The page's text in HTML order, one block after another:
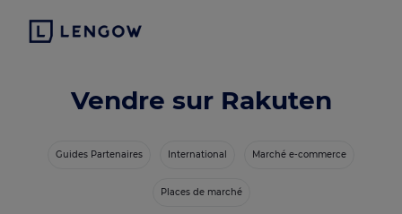
Vendre sur Rakuten
Guides Partenaires International Marché e-commerce
Places de marché